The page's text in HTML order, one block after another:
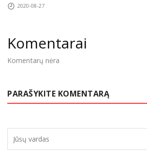
2020-08-27
Komentarai
Komentarų nėra
PARAŠYKITE KOMENTARĄ